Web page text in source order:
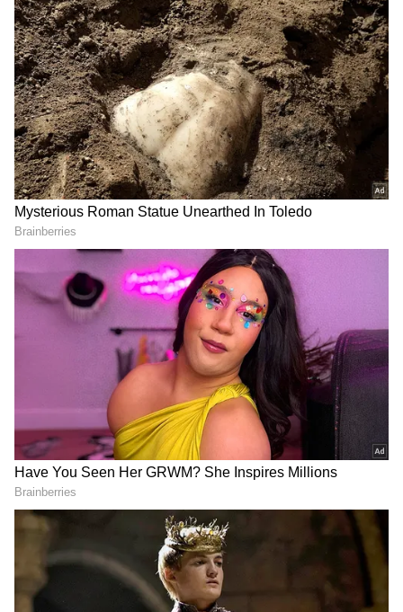
ఇమేజ్ ను సాధించాలని అనుకుంటోంది.
గూగుల్‌లో ఆసక్తికరమైన సమాచారం కోసం ఏసియానెట్ తెలుగు
ను మీ ఫ్రిఫర్డ్ సోర్స్ గా ఎంచుకోండి
7
టాలీవుడ్ లో రెండు సినిమాలతో సౌత్ ఎంట్రీ గ్రాండ్ గా ప్లాన్